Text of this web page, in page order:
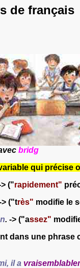
de français
bridg
qui précise
("rapidement"
> ("très" modifie le
. -> ("assez"
dans une phrase
il a